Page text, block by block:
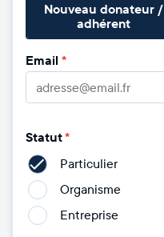
Nouveau donateur /
adhérent
Email *
Statut*
Particulier
Organisme
Entreprise